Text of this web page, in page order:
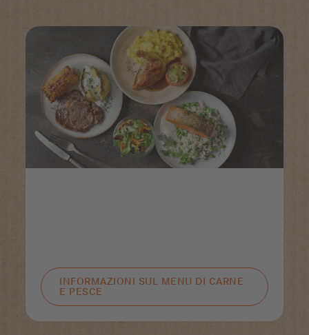
INFORMAZIONI SUL MENU DI CARNE
E PESCE